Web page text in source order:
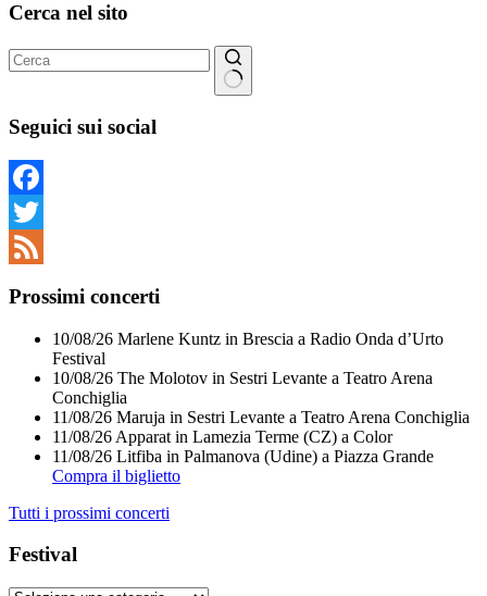
Cerca nel sito
risultato
Seguici sui social
Facebook
Twitter
Prossimi concerti
10/08/26 Marlene Kuntz in Brescia a Radio Onda d’Urto
Festival
10/08/26 The Molotov in Sestri Levante a Teatro Arena
Conchiglia
11/08/26 Maruja in Sestri Levante a Teatro Arena Conchiglia
11/08/26 Apparat in Lamezia Terme (CZ) a Color
11/08/26 Litfiba in Palmanova (Udine) a Piazza Grande
Compra il biglietto
Tutti i prossimi concerti
Festival